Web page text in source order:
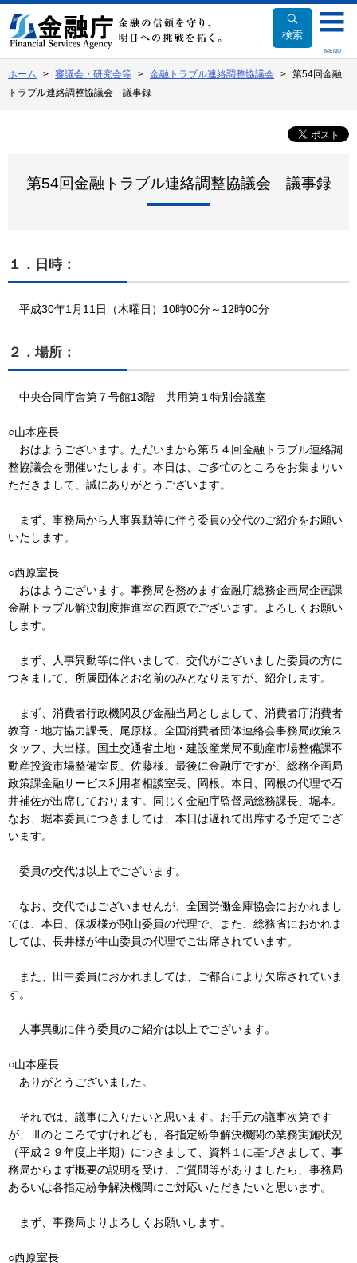
文
へ
動
検索
MENU
ホーム 審議会・研究会等 金融トラブル連絡調整協議会
第54回金融
トラブル連絡調整協議会 議事録
第54回金融トラブル連絡調整協議会 議事録
１．日時：
平成30年1月11日（木曜日）10時00分～12時00分
２．場所：
中央合同庁舎第７号館13階 共用第１特別会議室
○山本座長
おはようございます。ただいまから第５４回金融トラブル連絡調
整協議会を開催いたします。本日は、ご多忙のところをお集まりい
ただきまして、誠にありがとうございます。
まず、事務局から人事異動等に伴う委員の交代のご紹介をお願い
いたします。
○西原室長
おはようございます。事務局を務めます金融庁総務企画局企画課
金融トラブル解決制度推進室の西原でございます。よろしくお願い
します。
まず、人事異動等に伴いまして、交代がございました委員の方に
つきまして、所属団体とお名前のみとなりますが、紹介します。
まず、消費者行政機関及び金融当局としまして、消費者庁消費者
教育・地方協力課長、尾原様。全国消費者団体連絡会事務局政策ス
タッフ、大出様。国土交通省土地・建設産業局不動産市場整備課不
動産投資市場整備室長、佐藤様。最後に金融庁ですが、総務企画局
政策課金融サービス利用者相談室長、岡根。本日、岡根の代理で石
井補佐が出席しております。同じく金融庁監督局総務課長、堀本。
なお、堀本委員につきましては、本日は遅れて出席する予定でござ
います。
委員の交代は以上でございます。
なお、交代ではございませんが、全国労働金庫協会におかれまし
ては、本日、保坂様が関山委員の代理で、また、総務省におかれま
しては、長井様が牛山委員の代理でご出席されています。
また、田中委員におかれましては、ご都合により欠席されていま
す。
人事異動に伴う委員のご紹介は以上でございます。
○山本座長
ありがとうございました。
それでは、議事に入りたいと思います。お手元の議事次第です
が、Ⅲのところですけれども、各指定紛争解決機関の業務実施状況
（平成２９年度上半期）につきまして、資料１に基づきまして、事
務局からまず概要の説明を受け、ご質問等がありましたら、事務局
あるいは各指定紛争解決機関にご対応いただきたいと思います。
まず、事務局よりよろしくお願いします。
○西原室長